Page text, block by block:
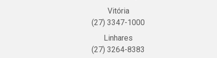
Vitória
(27) 3347-1000
Linhares
(27) 3264-8383